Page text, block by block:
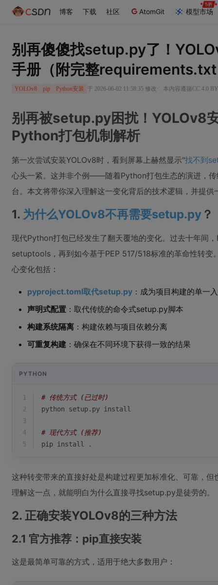
博客 下载 社区 AtomGit 模型市场
别再傻傻找setup.py了！
手册（附完整
YOLOv8 pip Python安装 于 2026-06-02 11:58:35 修改 · 本内容遵循CC 4.0
别再被setup.py困扰！YOLOv8
Python打包机制解析
第一次尝试安装YOLOv8时，看到屏幕上赫然显示"找不到
心头一紧。这并非个例——随着Python打包生态的演进，传
台。本文将带你深入理解这一变化背后的技术逻辑，并提供
1. 为什么YOLOv8不再需要setup.py ？
现代Python打包已经发生了翻天覆地的变化。过去十年间
setuptools，再到如今基于PEP 517/518标准的革命性转变
心变化包括：
pyproject.toml取代setup.py ：成为项目构建的单一
声明式配置 ：取代传统的命令式setup.py脚本
构建系统隔离 ：构建依赖与项目依赖分离
可重复构建 ：确保在不同环境下获得一致的结果
PYTHON
1
# 传统方式 (已过时)
2
python setup.py install
3
4
# 现代方式 (推荐)
5
pip install .
这种转变带来的直接好处是构建过程更加标准化、可靠，
理解这一点，就能明白为什么直接寻找setup.py是徒劳的。
2. 正确安装YOLOv8的三种方法
2.1 官方推荐：pip直接安装
这是最简单可靠的方式，适用于绝大多数用户：